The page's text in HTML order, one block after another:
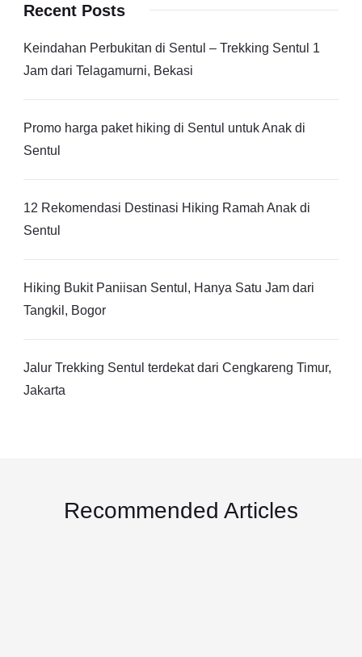
Recent Posts
Keindahan Perbukitan di Sentul – Trekking Sentul 1
Jam dari Telagamurni, Bekasi
Promo harga paket hiking di Sentul untuk Anak di
Sentul
12 Rekomendasi Destinasi Hiking Ramah Anak di
Sentul
Hiking Bukit Paniisan Sentul, Hanya Satu Jam dari
Tangkil, Bogor
Jalur Trekking Sentul terdekat dari Cengkareng Timur,
Jakarta
Recommended Articles